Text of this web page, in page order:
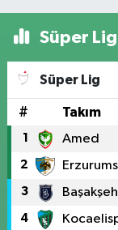
Süper
Süper Lig
# Takım
1 Amed
2
3
4